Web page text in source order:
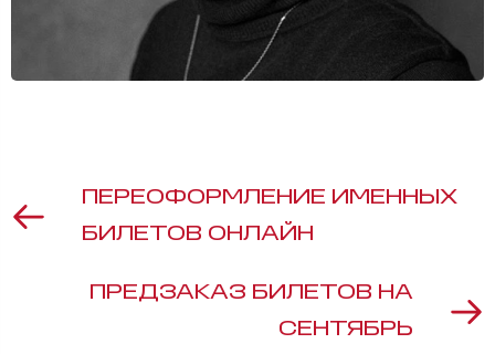
ПЕРЕОФОРМЛЕНИЕ ИМЕННЫХ
БИЛЕТОВ ОНЛАЙН
ПРЕДЗАКАЗ БИЛЕТОВ НА
СЕНТЯБРЬ